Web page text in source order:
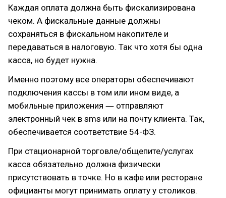
Каждая оплата должна быть фискализирована
чеком. А фискальные данные должны
сохраняться в фискальном накопителе и
передаваться в налоговую. Так что хотя бы одна
касса, но будет нужна.
Именно поэтому все операторы обеспечивают
подключения кассы в том или ином виде, а
мобильные приложения ― отправляют
электронный чек в sms или на почту клиента. Так,
обеспечивается соответствие 54-ФЗ.
При стационарной торговле/общепите/услугах
касса обязательно должна физически
присутствовать в точке. Но в кафе или ресторане
официанты могут принимать оплату у столиков.